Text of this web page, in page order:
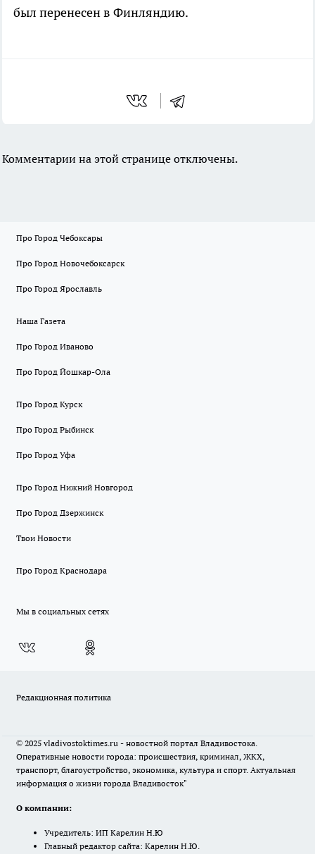
был перенесен в Финляндию.
Комментарии на этой странице отключены.
Про Город Чебоксары
Про Город Новочебоксарск
Про Город Ярославль
Наша Газета
Про Город Иваново
Про Город Йошкар-Ола
Про Город Курск
Про Город Рыбинск
Про Город Уфа
Про Город Нижний Новгород
Про Город Дзержинск
Твои Новости
Про Город Краснодара
Мы в социальных сетях
Редакционная политика
© 2025 vladivostoktimes.ru - новостной портал Владивостока.
Оперативные новости города: происшествия, криминал, ЖКХ,
транспорт, благоустройство, экономика, культура и спорт. Актуальная
информация о жизни города Владивосток"
О компании:
Учредитель: ИП Карелин Н.Ю
Главный редактор сайта: Карелин Н.Ю.